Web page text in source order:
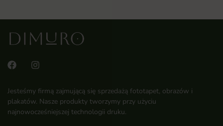
Jesteśmy firmą zajmującą się sprzedażą fototapet, obrazów i
plakatów. Nasze produkty tworzymy przy użyciu
najnowocześniejszej technologii druku.